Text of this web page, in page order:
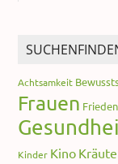
Achtsamkeit
Frauen Frieden
Kinder Kino